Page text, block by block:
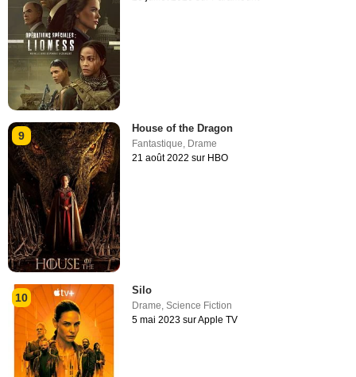
9
House of the Dragon
Fantastique, Drame
21 août 2022 sur HBO
10
Silo
Drame ,Science Fiction
5 mai 2023 sur Apple TV